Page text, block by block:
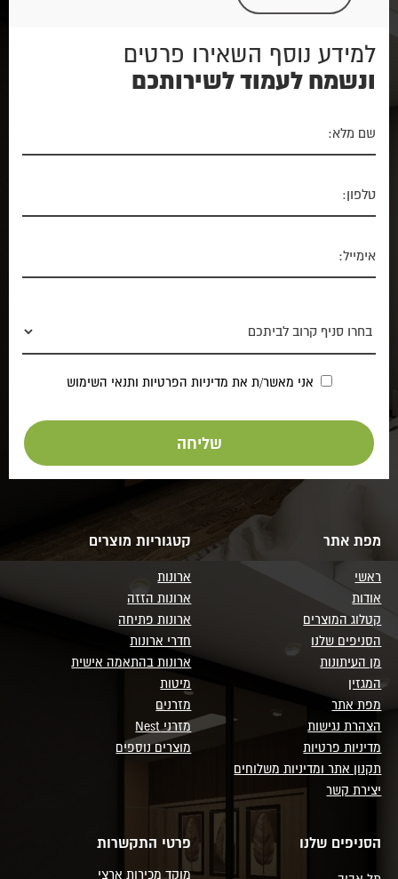
למידע נוסף השאירו פרטים
ונשמח לעמוד לשירותכם
אני מאשר/ת את מדיניות הפרטיות ותנאי השימוש
מפת אתר
ראשי
אודות
קטלוג המוצרים
הסניפים שלנו
מן העיתונות
המגזין
מפת אתר
הצהרת נגישות
מדיניות פרטיות
תקנון אתר ומדיניות משלוחים
יצירת קשר
קטגוריות מוצרים
ארונות
ארונות הזזה
ארונות פתיחה
חדרי ארונות
ארונות בהתאמה אישית
מיטות
מזרנים
מזרני Nest
מוצרים נוספים
הסניפים שלנו פרטי התקשרות
מוקד מכירות ארצי